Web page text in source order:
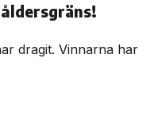
dragit. Vinnarna har